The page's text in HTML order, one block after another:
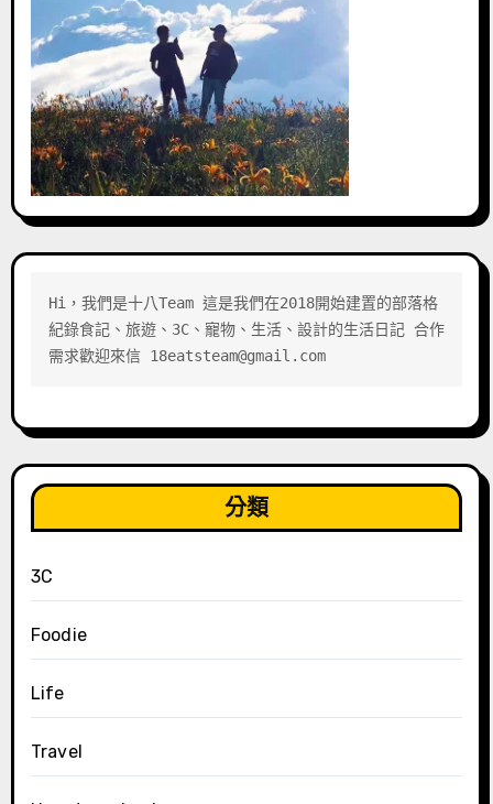
Hi，我們是十八Team 這是我們在2018開始建置的部落格
紀錄食記、旅遊、3C、寵物、生活、設計的生活日記 合作
需求歡迎來信 18eatsteam@gmail.com
分類
3C
Foodie
Life
Travel